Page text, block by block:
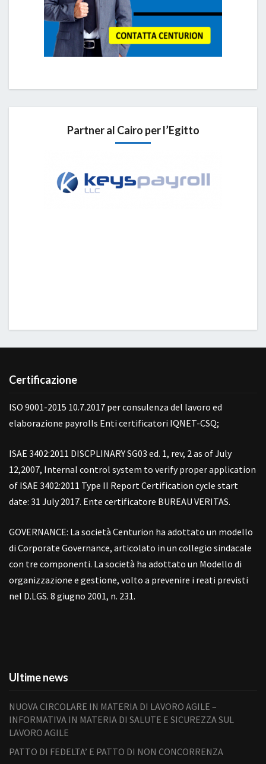
Partner al Cairo per l’Egitto
Certificazione
ISO 9001-2015 10.7.2017 per consulenza del lavoro ed
elaborazione payrolls Enti certificatori IQNET-CSQ;
ISAE 3402:2011 DISCPLINARY SG03 ed. 1, rev, 2 as of July
12,2007, Internal control system to verify proper application
of ISAE 3402:2011 Type II Report Certification cycle start
date: 31 July 2017. Ente certificatore BUREAU VERITAS.
GOVERNANCE: La società Centurion ha adottato un modello
di Corporate Governance, articolato in un collegio sindacale
con tre componenti. La società ha adottato un Modello di
organizzazione e gestione, volto a prevenire i reati previsti
nel D.LGS. 8 giugno 2001, n. 231.
Ultime news
NUOVA CIRCOLARE IN MATERIA DI LAVORO AGILE –
INFORMATIVA IN MATERIA DI SALUTE E SICUREZZA SUL
LAVORO AGILE
PATTO DI FEDELTA’ E PATTO DI NON CONCORRENZA